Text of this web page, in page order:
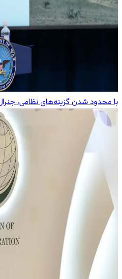
با محدود شدن گزینه‌های نظامی،